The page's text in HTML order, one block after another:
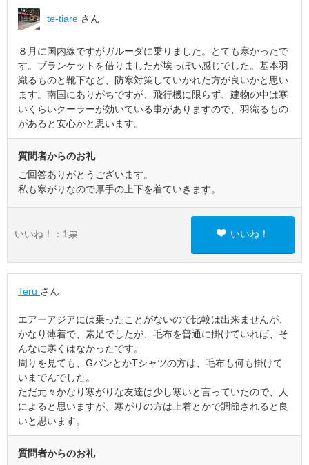
te-tiare さん
８月に国内線ですがガルーダに乗りました。とても寒かったで
す。ブランケットを借りましたが埃っぽい感じでした。基本羽
織るものと靴下など、防寒対策していかれた方が良いかと思い
ます。南国にありがちですが、飛行機に限らず、建物の中は寒
いくらいクーラーが効いている事がありますので、羽織るもの
があると安心かと思います。
質問者からのお礼
ご回答ありがとうございます。
私も寒がりなので厚手の上下を着ていきます。
いいね！： 1 票 いいね！
Teru さん
エアーアジアには乗ったことがないので比較は出来ませんが、
かなり薄着で、素足でしたが、毛布を普通に掛けていれば、そ
んなに寒くはなかったです。
周りを見ても、GパンとかTシャツの方は、毛布も何も掛けて
いまでんでした。
ただ元々かなり寒がりな友達は少し寒いと言っていたので、人
によると思いますが、寒がりの方は上着とかで調節されると良
いと思います。
質問者からのお礼